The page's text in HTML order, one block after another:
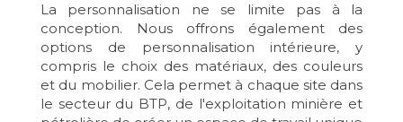
La personnalisation ne se limite pas à la
conception. Nous offrons également des
options de personnalisation intérieure, y
compris le choix des matériaux, des couleurs
et du mobilier. Cela permet à chaque site dans
le secteur du BTP, de l'exploitation minière et